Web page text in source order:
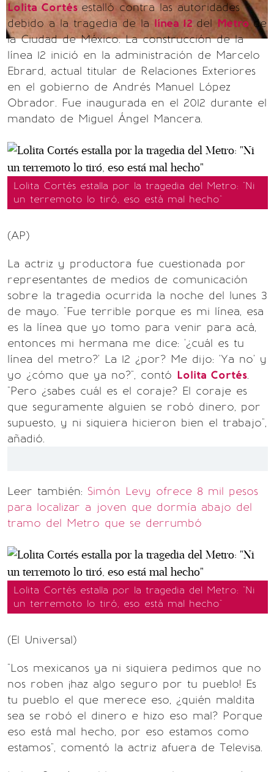
Lolita Cortés estalló contra las autoridades
debido a la tragedia de la línea 12 del Metrode
la Ciudad de México. La construcción de la
línea 12 inició en la administración de Marcelo
Ebrard, actual titular de Relaciones Exteriores
en el gobierno de Andrés Manuel López
Obrador. Fue inaugurada en el 2012 durante el
mandato de Miguel Ángel Mancera.
Lolita Cortés estalla por la tragedia del Metro: "Ni
un terremoto lo tiró, eso está mal hecho"
(AP)
La actriz y productora fue cuestionada por
representantes de medios de comunicación
sobre la tragedia ocurrida la noche del lunes 3
de mayo. "Fue terrible porque es mi línea, esa
es la línea que yo tomo para venir para acá,
entonces mi hermana me dice: '¿cuál es tu
línea del metro?' La 12 ¿por? Me dijo: 'Ya no' y
yo ¿cómo que ya no?", contó Lolita Cortés.
"Pero ¿sabes cuál es el coraje? El coraje es
que seguramente alguien se robó dinero, por
supuesto, y ni siquiera hicieron bien el trabajo",
añadió.
Leer también: Simón Levy ofrece 8 mil pesos
para localizar a joven que dormía abajo del
tramo del Metro que se derrumbó
Lolita Cortés estalla por la tragedia del Metro: "Ni
un terremoto lo tiró, eso está mal hecho"
(El Universal)
"Los mexicanos ya ni siquiera pedimos que no
nos roben ¡haz algo seguro por tu pueblo! Es
tu pueblo el que merece eso, ¿quién maldita
sea se robó el dinero e hizo eso mal? Porque
eso está mal hecho, por eso estamos como
estamos", comentó la actriz afuera de Televisa.